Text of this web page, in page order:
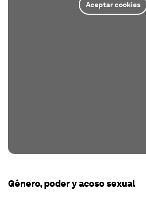
Aceptar cookies
Género, poder y acoso sexual